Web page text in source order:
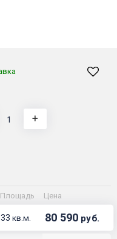
+
Площадь Цена
33 кв.м. 80 590 руб.